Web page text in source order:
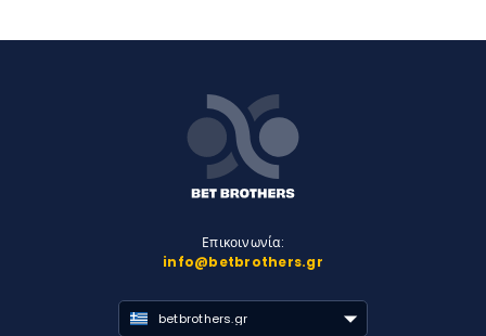
Επικοινωνία:
info@betbrothers.gr
betbrothers.gr